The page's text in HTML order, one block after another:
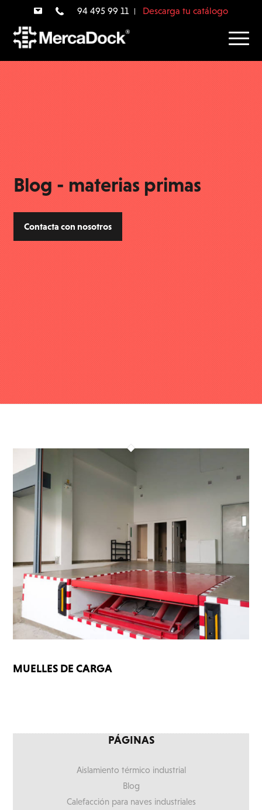
94 495 99 11 Descarga tu catálogo
Blog - materias primas
Contacta con nosotros
MUELLES DE CARGA
PÁGINAS
Aislamiento térmico industrial
Blog
Calefacción para naves industriales